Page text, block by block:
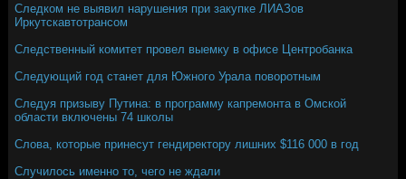
Следком не выявил нарушения при закупке ЛИАЗов
Иркутскавтотрансом
Следственный комитет провел выемку в офисе Центробанка
Следующий год станет для Южного Урала поворотным
Следуя призыву Путина: в программу капремонта в Омской
области включены 74 школы
Слова, которые принесут гендиректору лишних $116 000 в год
Случилось именно то, чего не ждали